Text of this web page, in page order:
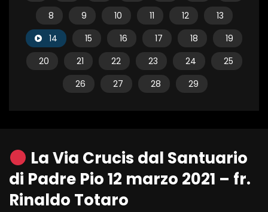
8
9 10 11 12
13
14
15 16 17 18
19
20
21 22 23 24
25
26
27 28 29
La Via Crucis dal Santuario
di Padre Pio 12 marzo 2021 – fr.
Rinaldo Totaro